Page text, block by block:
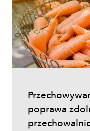
zabiegów,
ochrony
poprawa